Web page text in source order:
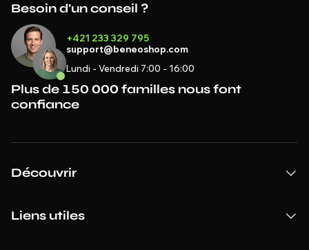
Besoin d'un conseil ?
+421 233 329 795
support@beneoshop.com
Lundi - Vendredi 7:00 - 16:00
Plus de 150 000 familles nous font
confiance
Découvrir
Liens utiles